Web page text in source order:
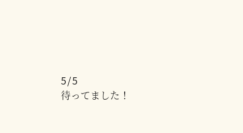
5
待ってました！